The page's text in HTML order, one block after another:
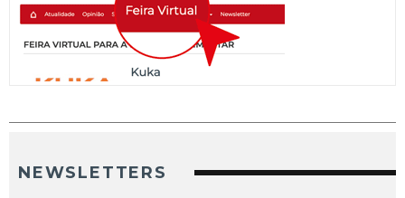
NEWSLETTERS